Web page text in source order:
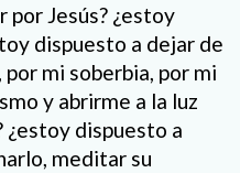
Jesús? ¿estoy
dispuesto a dejar de
mi soberbia, por mi
y abrirme a la luz
¿estoy dispuesto a
meditar su